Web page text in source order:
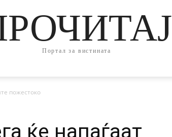
Портал за вистината
пожестоко
ќе напаѓаат